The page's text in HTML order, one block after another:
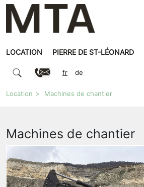
LOCATION PIERRE DE ST-LÉONARD
fr de
Location Machines de chantier
Machines de chantier